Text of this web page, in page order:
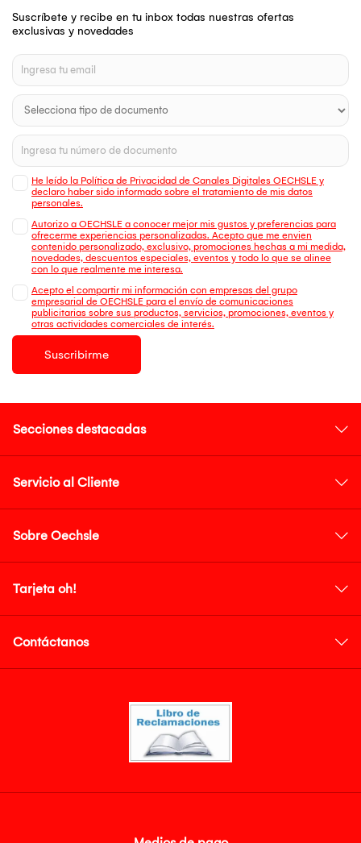
Suscríbete y recibe en tu inbox todas nuestras ofertas
exclusivas y novedades
He leído la Política de Privacidad de Canales Digitales OECHSLE y
declaro haber sido informado sobre el tratamiento de mis datos
personales.
Autorizo a OECHSLE a conocer mejor mis gustos y preferencias para
ofrecerme experiencias personalizadas. Acepto que me envien
contenido personalizado, exclusivo, promociones hechas a mi medida,
novedades, descuentos especiales, eventos y todo lo que se alinee
con lo que realmente me interesa.
Acepto el compartir mi información con empresas del grupo
empresarial de OECHSLE para el envío de comunicaciones
publicitarias sobre sus productos, servicios, promociones, eventos y
otras actividades comerciales de interés.
Suscribirme
Secciones destacadas
Servicio al Cliente
Sobre Oechsle
Tarjeta oh!
Contáctanos